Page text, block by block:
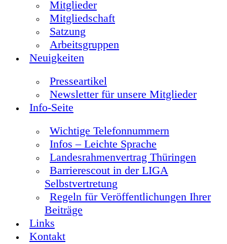
Mitglieder
Mitgliedschaft
Satzung
Arbeitsgruppen
Neuigkeiten
Presseartikel
Newsletter für unsere Mitglieder
Info-Seite
Wichtige Telefonnummern
Infos – Leichte Sprache
Landesrahmenvertrag Thüringen
Barrierescout in der LIGA
Selbstvertretung
Regeln für Veröffentlichungen Ihrer
Beiträge
Links
Kontakt